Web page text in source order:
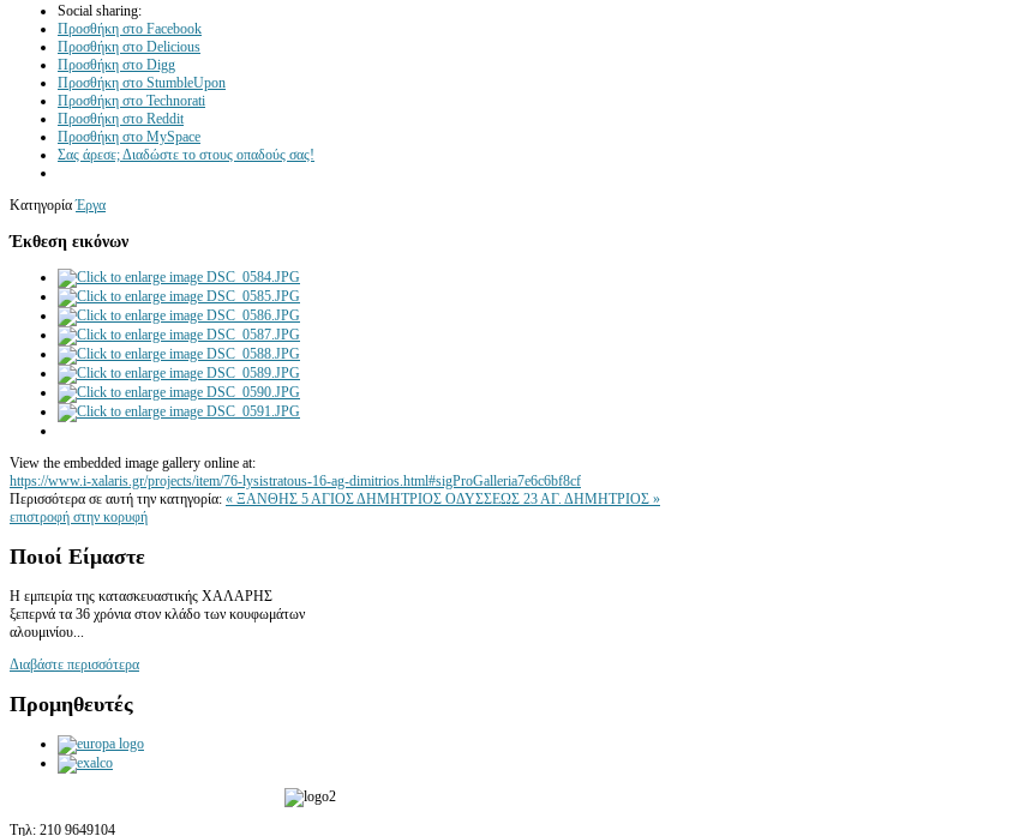
Social sharing:
Προσθήκη στο Facebook
Προσθήκη στο Delicious
Προσθήκη στο Digg
Προσθήκη στο StumbleUpon
Προσθήκη στο Technorati
Προσθήκη στο Reddit
Προσθήκη στο MySpace
Σας άρεσε; Διαδώστε το στους οπαδούς σας!
Κατηγορία Έργα
Έκθεση εικόνων
View the embedded image gallery online at:
https://www.i-xalaris.gr/projects/item/76-lysistratous-16-ag-dimitrios.html#sigProGalleria7e6c6bf8cf
Περισσότερα σε αυτή την κατηγορία: « ΞΑΝΘΗΣ 5 ΑΓΙΟΣ ΔΗΜΗΤΡΙΟΣ ΟΔΥΣΣΕΩΣ 23 ΑΓ. ΔΗΜΗΤΡΙΟΣ »
επιστροφή στην κορυφή
Ποιοί Είμαστε
Η εμπειρία της κατασκευαστικής ΧΑΛΑΡΗΣ
ξεπερνά τα 36 χρόνια στον κλάδο των κουφωμάτων
αλουμινίου...
Διαβάστε περισσότερα
Προμηθευτές
Τηλ: 210 9649104